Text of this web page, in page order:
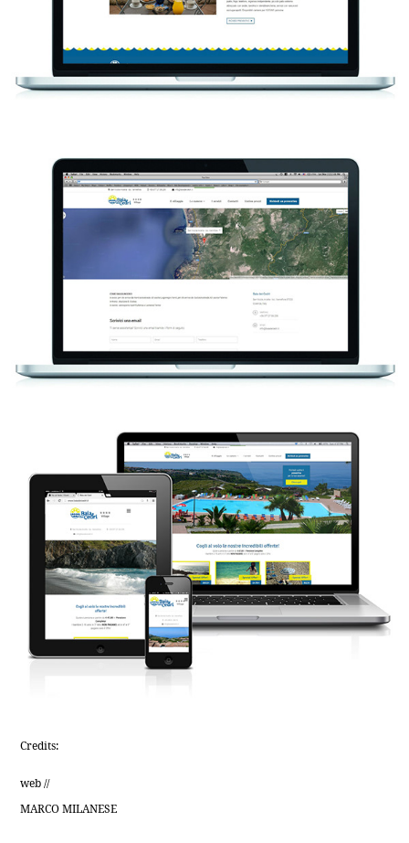
Credits:
web //
MARCO MILANESE